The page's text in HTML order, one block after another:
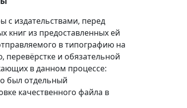
с издательствами, перед
книг из предоставленных ей
в типографию на
перевёрстке и обязательной
в данном процессе:
был отдельный
качественного файла в